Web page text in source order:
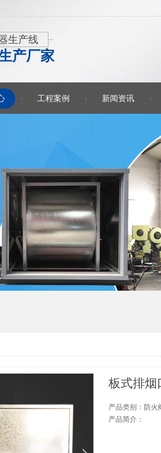
生产线
产厂家
工程案例 新闻资讯
板式排烟
产品类别：防火
产品简介：